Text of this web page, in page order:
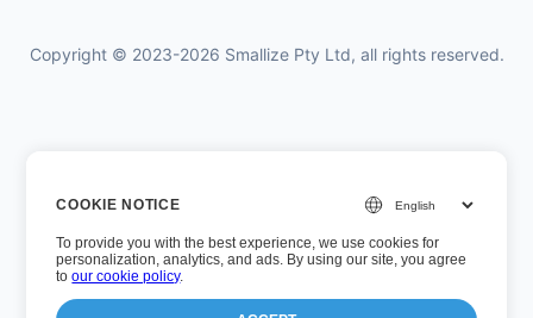
Copyright © 2023-2026 Smallize Pty Ltd, all rights reserved.
개인 정보 정책
경영진 액세스
COOKIE NOTICE
To provide you with the best experience, we use cookies for
personalization, analytics, and ads. By using our site, you agree
toour cookie policy.